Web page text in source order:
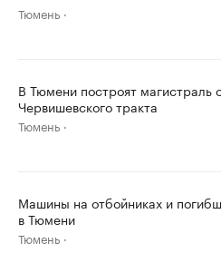
Тюмень
В Тюмени построят магистраль
Червишевского тракта
Тюмень
Машины на отбойниках и
в Тюмени
Тюмень